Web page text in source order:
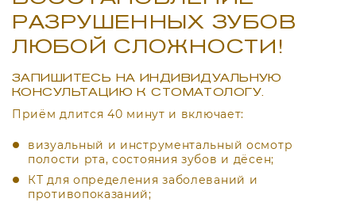
РАЗРУШЕННЫХ ЗУБОВ
ЛЮБОЙ СЛОЖНОСТИ!
ЗАПИШИТЕСЬ НА ИНДИВИДУАЛЬНУЮ
КОНСУЛЬТАЦИЮ К СТОМАТОЛОГУ.
Приём длится 40 минут и включает:
визуальный и инструментальный осмотр
полости рта, состояния зубов и дёсен;
КТ для определения заболеваний и
противопоказаний;